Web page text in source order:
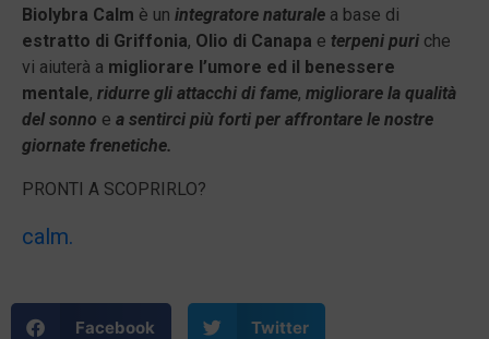
Biolybra Calm è un integratore naturale a base di
estratto di Griffonia, Olio di Canapa e terpeni puri che
vi aiuterà a migliorare l’umore ed il benessere
mentale, ridurre gli attacchi di fame, migliorare la qualità
del sonno e a sentirci più forti per affrontare le nostre
giornate frenetiche.
PRONTI A SCOPRIRLO?
calm.
Facebook Twitter